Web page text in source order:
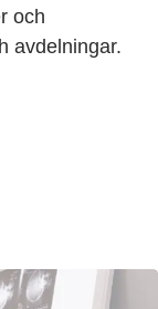
och
avdelningar.